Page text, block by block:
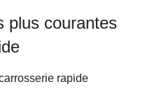
plus courantes
rapide